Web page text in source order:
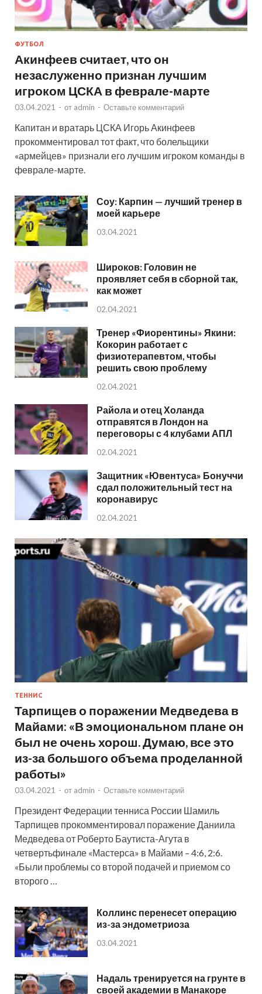
ФУТБОЛ
Акинфеев считает, что он
незаслуженно признан лучшим
игроком ЦСКА в феврале-марте
03.04.2021 - от admin - Оставьте комментарий
Капитан и вратарь ЦСКА Игорь Акинфеев
прокомментировал тот факт, что болельщики
«армейцев» признали его лучшим игроком команды в
феврале-марте.
Соу: Карпин — лучший тренер в
моей карьере
03.04.2021
Широков: Головин не
проявляет себя в сборной так,
как может
02.04.2021
Тренер «Фиорентины» Якини:
Кокорин работает с
физиотерапевтом, чтобы
решить свою проблему
02.04.2021
Райола и отец Холанда
отправятся в Лондон на
переговоры с 4 клубами АПЛ
02.04.2021
Защитник «Ювентуса» Бонуччи
сдал положительный тест на
коронавирус
02.04.2021
ТЕННИС
Тарпищев о поражении Медведева в
Майами: «В эмоциональном плане он
был не очень хорош. Думаю, все это
из-за большого объема проделанной
работы»
03.04.2021 - от admin - Оставьте комментарий
Президент Федерации тенниса России Шамиль
Тарпищев прокомментировал поражение Даниила
Медведева от Роберто Баутиста-Агута в
четвертьфинале «Мастерса» в Майами – 4:6, 2:6.
«Были проблемы со второй подачей и приемом со
второго …
Коллинс перенесет операцию
из-за эндометриоза
03.04.2021
Надаль тренируется на грунте в
своей академии в Манакоре